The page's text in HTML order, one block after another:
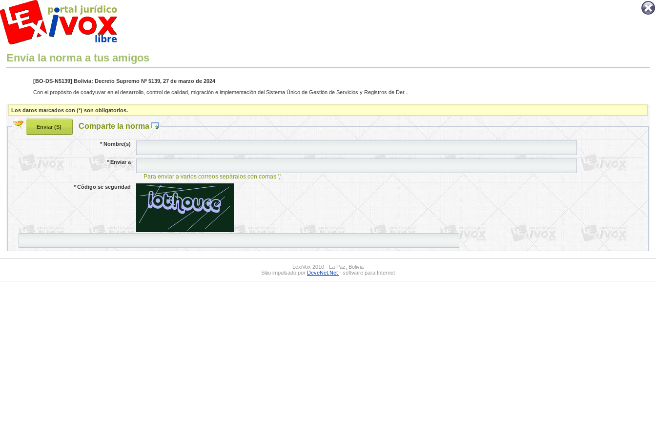
Envía la norma a tus amigos
[BO-DS-N5139] Bolivia: Decreto Supremo Nº 5139, 27 de marzo de 2024
Con el propósito de coadyuvar en el desarrollo, control de calidad, migración e implementación del Sistema Único de Gestión de Servicios y Registros de Der...
Los datos marcados con (*) son obligatorios.
Comparte la norma
*Nombre(s)
*Enviar a
Para enviar a varios correos sepáralos con comas ','.
*Código se seguridad
LexiVox 2010 - La Paz, Bolivia
Sitio impulsado por DeveNet.Net - software para Internet